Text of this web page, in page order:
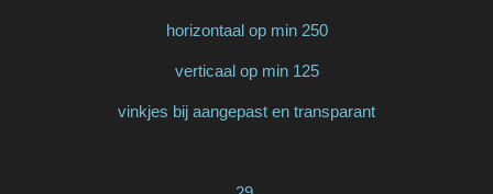
horizontaal op min 250
verticaal op min 125
vinkjes bij aangepast en transparant